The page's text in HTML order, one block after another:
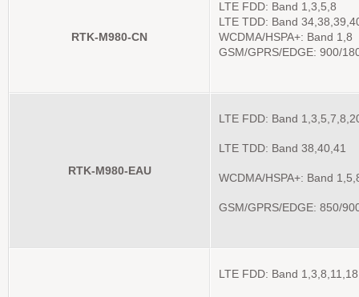
RTK-M980-CN
LTE FDD: Band 1,3,5,8
LTE TDD: Band
WCDMA/HSPA+: Band 1,8
GSM/GPRS/EDGE: 900/
RTK-M980-EAU
LTE FDD: Band
LTE TDD: Band 38,40,41
WCDMA/HSPA+: Band
GSM/GPRS/EDGE: 850/
LTE FDD: Band